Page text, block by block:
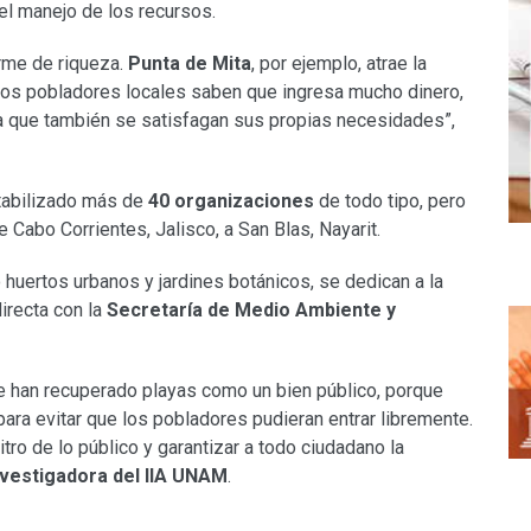
manejo de los recursos.
de riqueza. Punta de Mita, por ejemplo, atrae la
pobladores locales saben que ingresa mucho dinero,
también se satisfagan sus propias necesidades”,
más de 40 organizaciones de todo tipo, pero
Corrientes, Jalisco, a San Blas, Nayarit.
urbanos y jardines botánicos, se dedican a la
con la Secretaría de Medio Ambiente y
recuperado playas como un bien público, porque
evitar que los pobladores pudieran entrar libremente.
de lo público y garantizar a todo ciudadano la
del IIA UNAM.